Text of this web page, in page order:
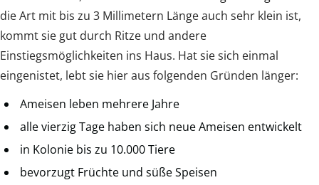
die Art mit bis zu 3 Millimetern Länge auch sehr klein ist,
kommt sie gut durch Ritze und andere
Einstiegsmöglichkeiten ins Haus. Hat sie sich einmal
eingenistet, lebt sie hier aus folgenden Gründen länger:
Ameisen leben mehrere Jahre
alle vierzig Tage haben sich neue Ameisen entwickelt
in Kolonie bis zu 10.000 Tiere
bevorzugt Früchte und süße Speisen